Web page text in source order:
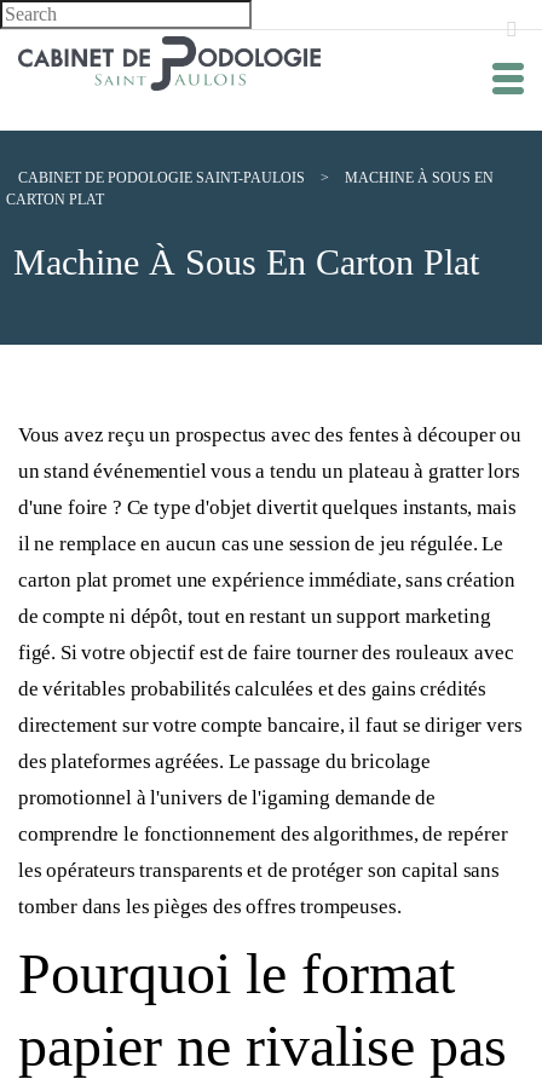
CABINET DE PODOLOGIE SAINT-PAULOIS >
MACHINE À SOUS EN
CARTON PLAT
Machine À Sous En Carton Plat
Vous avez reçu un prospectus avec des fentes à découper ou
un stand événementiel vous a tendu un plateau à gratter lors
d'une foire ? Ce type d'objet divertit quelques instants, mais
il ne remplace en aucun cas une session de jeu régulée. Le
carton plat promet une expérience immédiate, sans création
de compte ni dépôt, tout en restant un support marketing
figé. Si votre objectif est de faire tourner des rouleaux avec
de véritables probabilités calculées et des gains crédités
directement sur votre compte bancaire, il faut se diriger vers
des plateformes agréées. Le passage du bricolage
promotionnel à l'univers de l'igaming demande de
comprendre le fonctionnement des algorithmes, de repérer
les opérateurs transparents et de protéger son capital sans
tomber dans les pièges des offres trompeuses.
Pourquoi le format
papier ne rivalise pas